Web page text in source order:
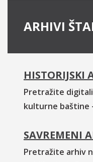
ARHIVI
HISTORIJSKI
Pretražite
kulturne baštine
SAVREMENI
Pretražite arhiv